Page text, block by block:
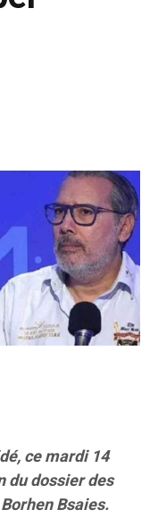
ce mardi 14
du dossier des
Bsaies.